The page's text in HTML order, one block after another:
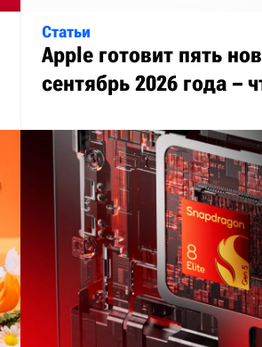
Статьи
Apple готовит пять
сентябрь 2026 года –